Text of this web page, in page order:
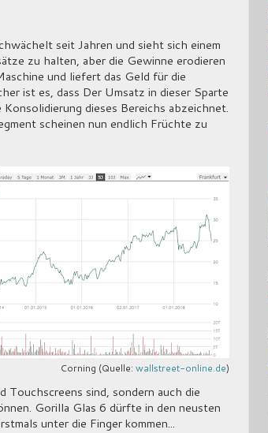
seit Jahren und sieht sich einem
zu halten, aber die Gewinne erodieren
und liefert das Geld für die
ist es, dass Der Umsatz in dieser Sparte
dieses Bereichs abzeichnet.
scheinen nun endlich Früchte zu
Corning (Quelle: wallstreet-online.de)
Touchscreens sind, sondern auch die
Gorilla Glas 6 dürfte in den neusten
unter die Finger kommen...